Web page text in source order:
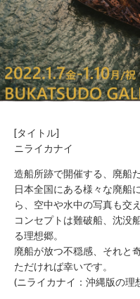
[タイトル]
ニライカナイ
造船所跡で開催する、廃船
日本全国にある様々な廃船
ら、空中や水中の写真も交
コンセプトは難破船、沈没
る理想郷。
廃船が放つ不穏感、それと
ただければ幸いです。
(ニライカナイ：沖縄版の理
RENTAL
SPACE
FLOW（ご
利用の流
れ）
KITCHEN
HALL
BOOTH
ROOM
WORK
LOUNGE
BUSHITSU
る
REPORT
BUKATSUDO?
ACCESS
施
設
営